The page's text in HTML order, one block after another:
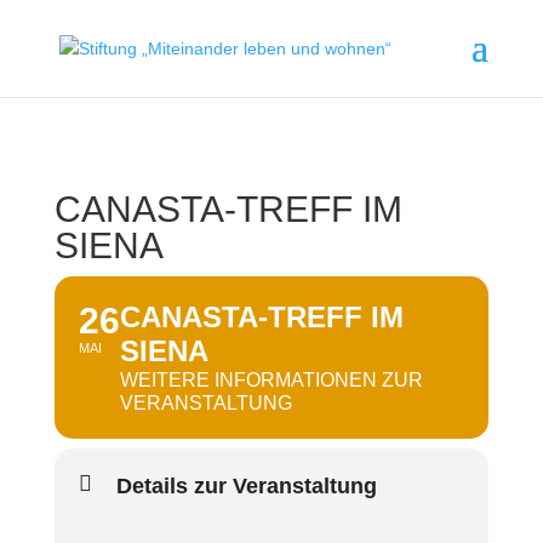
CANASTA-TREFF IM
SIENA
26
MAI
CANASTA-TREFF IM
SIENA
WEITERE INFORMATIONEN ZUR
VERANSTALTUNG
Details zur Veranstaltung